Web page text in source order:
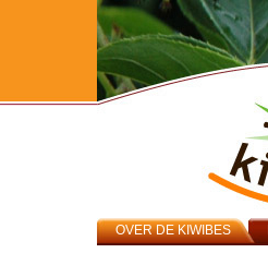
OVER DE KIWIBES